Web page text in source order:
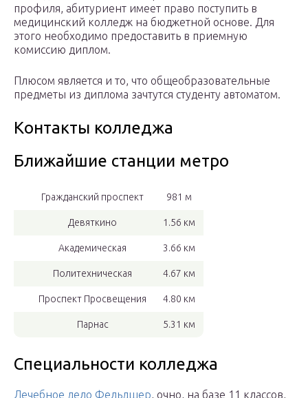
профиля, абитуриент имеет право поступить в
медицинский колледж на бюджетной основе. Для
этого необходимо предоставить в приемную
комиссию диплом.
Плюсом является и то, что общеобразовательные
предметы из диплома зачтутся студенту автоматом.
Контакты колледжа
Ближайшие станции метро
Гражданский проспект 981 м
Девяткино 1.56 км
Академическая 3.66 км
Политехническая 4.67 км
Проспект Просвещения 4.80 км
Парнас 5.31 км
Специальности колледжа
Лечебное дело Фельдшер, очно, на базе 11 классов,